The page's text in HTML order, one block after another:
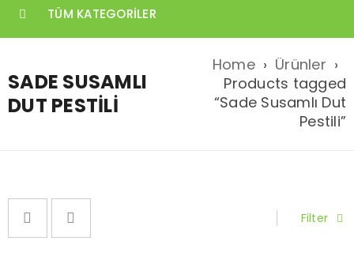
TÜM KATEGORILER
SADE SUSAMLI
DUT PESTILI
Home › Ürünler ›
Products tagged
“Sade Susamlı Dut
Pestili”
Filter